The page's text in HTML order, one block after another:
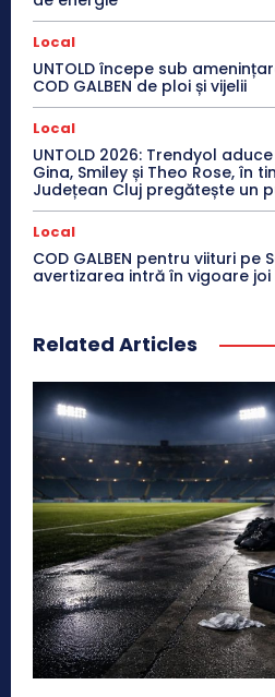
Local
UNTOLD începe sub
COD GALBEN de ploi și vijelii
Local
UNTOLD 2026: Trendyol
Gina, Smiley și Theo Rose, în
Județean Cluj pregătește un
Local
COD GALBEN pentru viituri pe
avertizarea intră în vigoare
Related Articles